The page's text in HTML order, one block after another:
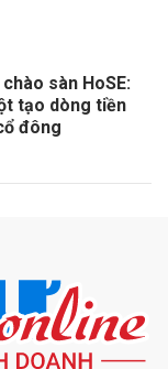
sàn HoSE:
tạo dòng tiền
đông